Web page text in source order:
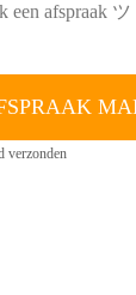
een afspraak ツ
verzonden